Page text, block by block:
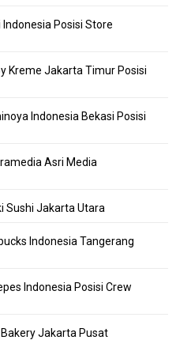
Indonesia Posisi Store
Kreme Jakarta Timur Posisi
Indonesia Bekasi Posisi
Asri Media
Sushi Jakarta Utara
Indonesia Tangerang
Indonesia Posisi Crew
Jakarta Pusat